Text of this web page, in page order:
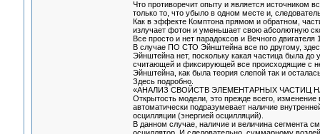
Что противоречит опыту и является источником
только то, что убыло в одном месте и,
Как в эффекте Комптона прямом и обратном,
излучает фотон и уменьшает свою абсолютную
Все просто и нет парадоксов и Вечного двигателя
В случае ПО СТО Эйнштейна все по другому,
Эйнштейна нет, поскольку какая частица была
считающей и фиксирующей все происходящие с
Эйнштейна, как была теория слепой так и
Здесь подробно.
«АНАЛИЗ СВОЙСТВ ЭЛЕМЕНТАРНЫХ
Открытость модели, это прежде всего, изменение
автоматически подразумевает наличие
осцилляции (энергией осцилляций).
В данном случае, наличие и величина сегмента